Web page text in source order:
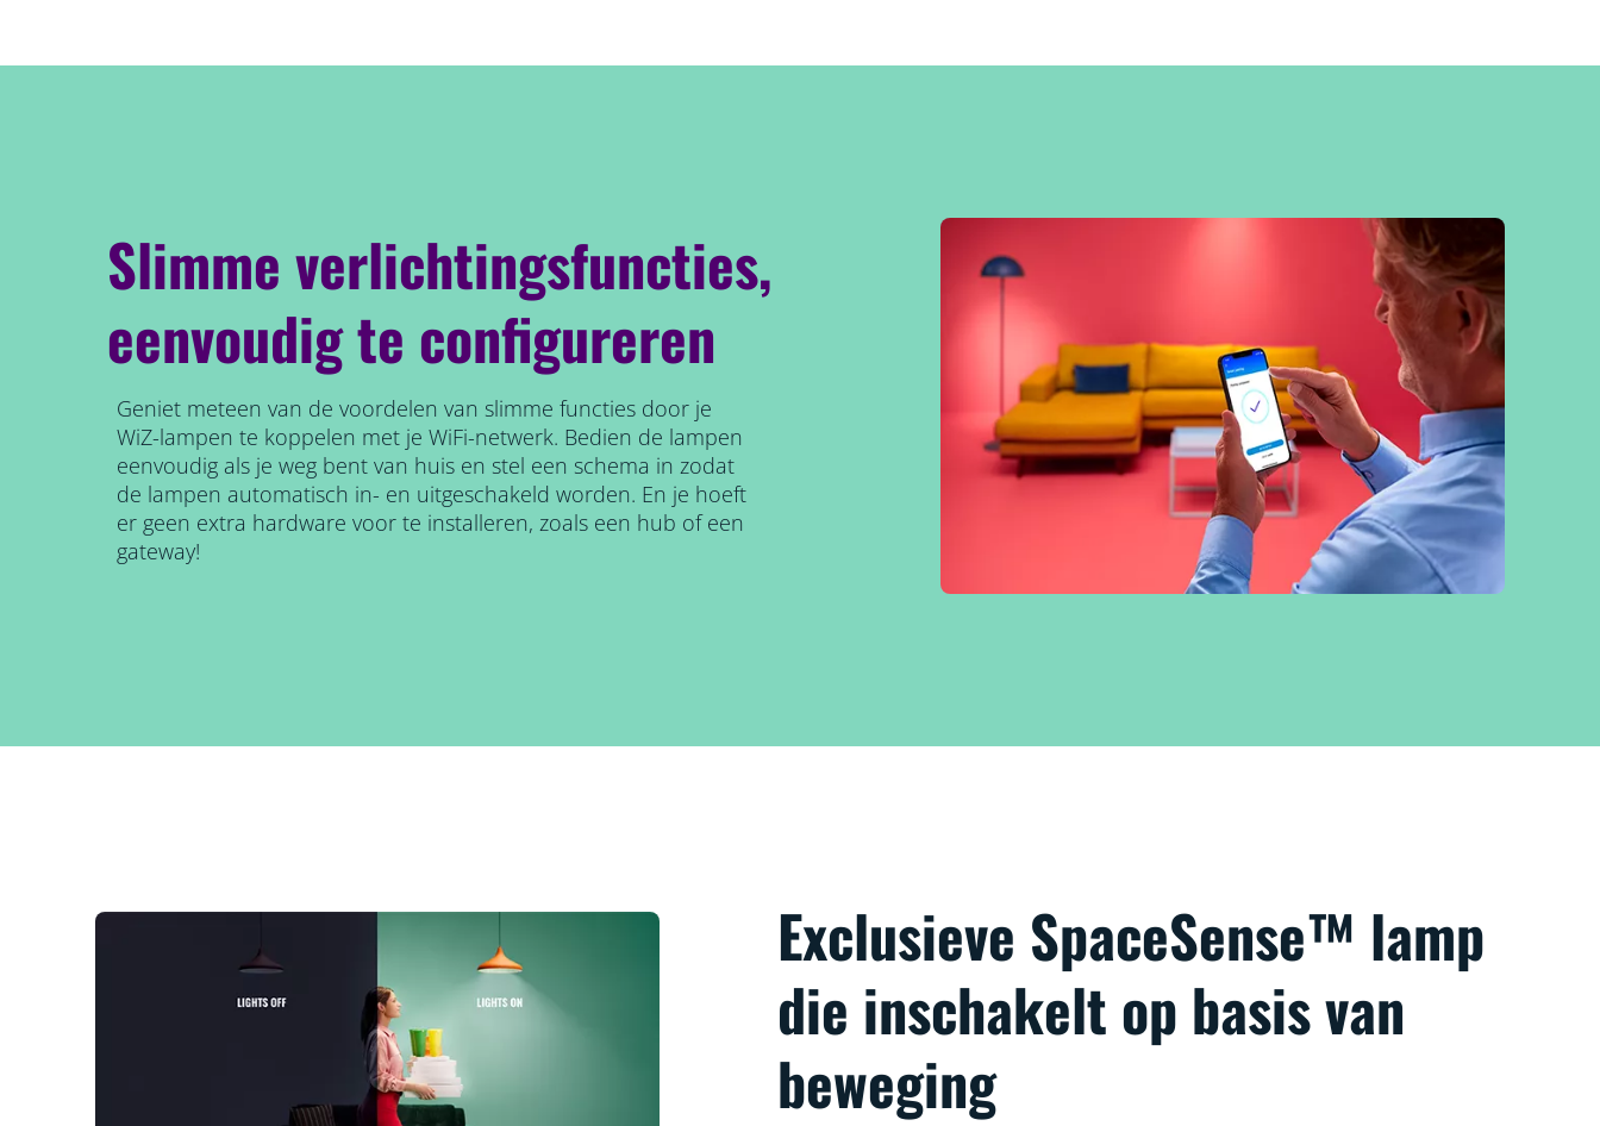
Slimme verlichtingsfuncties,
eenvoudig te configureren
Geniet meteen van de voordelen van slimme functies door je
WiZ-lampen te koppelen met je WiFi-netwerk. Bedien de lampen
eenvoudig als je weg bent van huis en stel een schema in zodat
de lampen automatisch in- en uitgeschakeld worden. En je hoeft
er geen extra hardware voor te installeren, zoals een hub of een
gateway!
Exclusieve SpaceSense™ lamp
die inschakelt op basis van
beweging